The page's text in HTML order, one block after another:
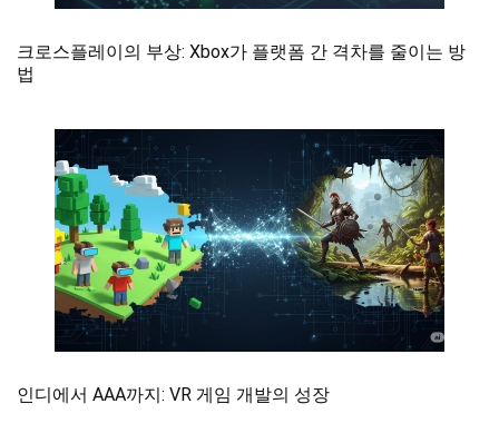
크로스플레이의 부상: Xbox가 플랫폼 간 격차를 줄이는 방
법
인디에서 AAA까지: VR 게임 개발의 성장